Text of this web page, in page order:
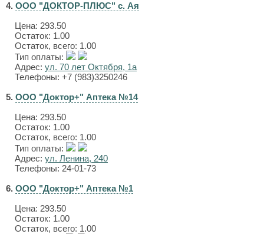
4. ООО "ДОКТОР-ПЛЮС" с. Ая
Цена: 293.50
Остаток: 1.00
Остаток, всего: 1.00
Тип оплаты:
Адрес: ул. 70 лет Октября, 1а
Телефоны: +7 (983)3250246
5. ООО "Доктор+" Аптека №14
Цена: 293.50
Остаток: 1.00
Остаток, всего: 1.00
Тип оплаты:
Адрес: ул. Ленина, 240
Телефоны: 24-01-73
6. ООО "Доктор+" Аптека №1
Цена: 293.50
Остаток: 1.00
Остаток, всего: 1.00